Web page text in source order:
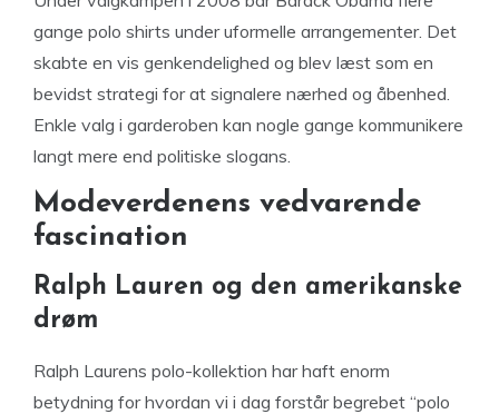
gange polo shirts under uformelle arrangementer. Det
skabte en vis genkendelighed og blev læst som en
bevidst strategi for at signalere nærhed og åbenhed.
Enkle valg i garderoben kan nogle gange kommunikere
langt mere end politiske slogans.
Modeverdenens vedvarende
fascination
Ralph Lauren og den amerikanske
drøm
Ralph Laurens polo-kollektion har haft enorm
betydning for hvordan vi i dag forstår begrebet “polo